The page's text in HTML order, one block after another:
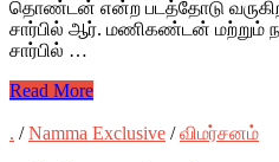
தொண்டன் என்ற படத்தோடு
சார்பில் ஆர். மணிகண்டன் மற்றும்
சார்பில் …
Read More
. /Namma Exclusive /விமர்சனம்